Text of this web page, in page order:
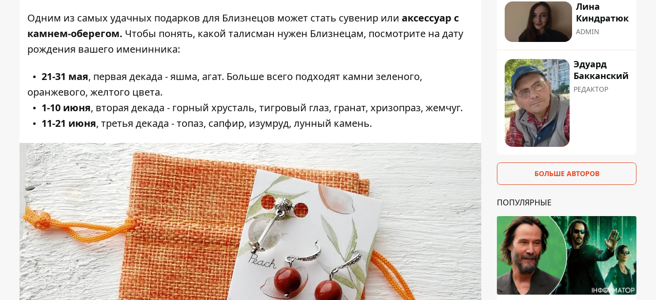
Одним из самых удачных подарков для Близнецов может стать сувенир или аксессуар с
камнем-оберегом. Чтобы понять, какой талисман нужен Близнецам, посмотрите на дату
рождения вашего именинника:
21-31 мая, первая декада - яшма, агат. Больше всего подходят камни зеленого,
оранжевого, желтого цвета.
1-10 июня, вторая декада - горный хрусталь, тигровый глаз, гранат, хризопраз, жемчуг.
11-21 июня, третья декада - топаз, сапфир, изумруд, лунный камень.
Лина
Киндратюк
ADMIN
Эдуард
Бакканский
РЕДАКТОР
БОЛЬШЕ АВТОРОВ
ПОПУЛЯРНЫЕ